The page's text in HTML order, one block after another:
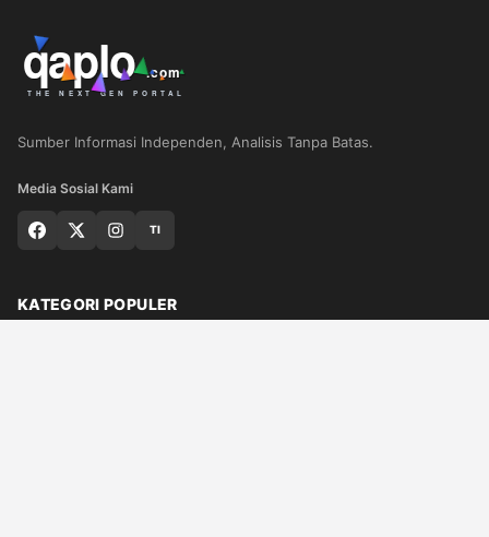
Sumber Informasi Independen, Analisis Tanpa Batas.
Media Sosial Kami
TI
KATEGORI POPULER